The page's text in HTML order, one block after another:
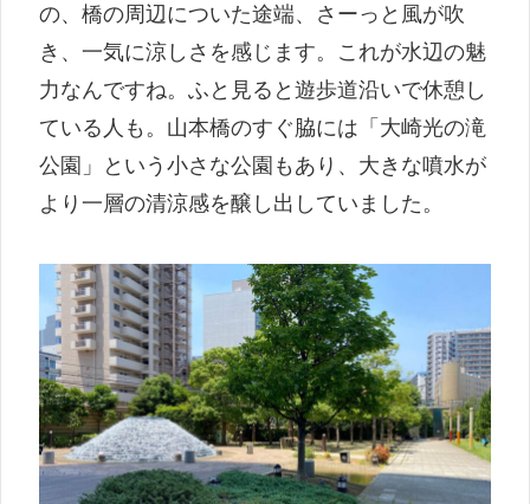
の、橋の周辺についた途端、さーっと風が吹
き、一気に涼しさを感じます。これが水辺の魅
力なんですね。ふと見ると遊歩道沿いで休憩し
ている人も。山本橋のすぐ脇には「大崎光の滝
公園」という小さな公園もあり、大きな噴水が
より一層の清涼感を醸し出していました。